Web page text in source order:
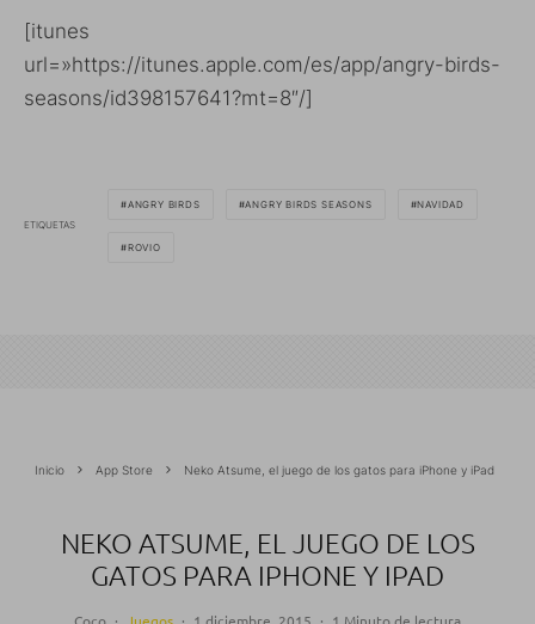
[itunes
url=»https://itunes.apple.com/es/app/angry-birds-
seasons/id398157641?mt=8″/]
ETIQUETAS
ANGRY BIRDS ANGRY BIRDS SEASONS NAVIDAD
ROVIO
Inicio App Store Neko Atsume, el juego de los gatos para iPhone y iPad
NEKO ATSUME, EL JUEGO DE LOS
GATOS PARA IPHONE Y IPAD
Coco · Juegos · 1 diciembre, 2015 · 1 Minuto de lectura